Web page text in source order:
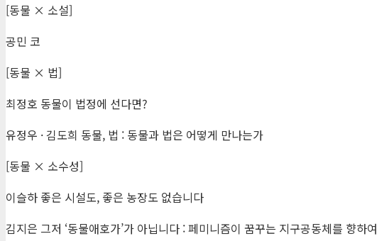
[동물 × 소설]
공민 코
[동물 × 법]
최정호 동물이 법정에 선다면?
유정우 · 김도희 동물, 법 : 동물과 법은 어떻게 만나는가
[동물 × 소수성]
이슬하 좋은 시설도, 좋은 농장도 없습니다
김지은 그저 ‘동물애호가’가 아닙니다 : 페미니즘이 꿈꾸는 지구공동체를 향하여